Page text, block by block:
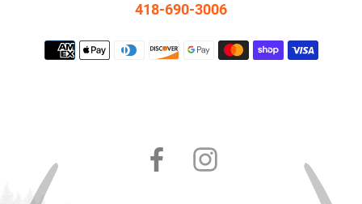
418-690-3006
Moyens
de
FacebookInstagram